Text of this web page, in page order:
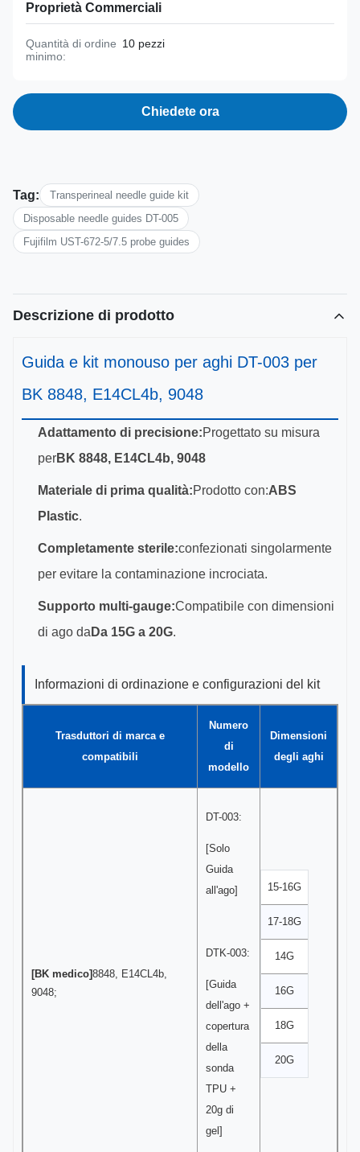
Proprietà Commerciali
Quantità di ordine
minimo:
10 pezzi
Chiedete ora
Tag:
Transperineal needle guide kit
Disposable needle guides DT-005
Fujifilm UST-672-5/7.5 probe guides
Descrizione di prodotto
Guida e kit monouso per aghi DT-003 per
BK 8848, E14CL4b, 9048
Adattamento di precisione:Progettato su misura
perBK 8848, E14CL4b, 9048
Materiale di prima qualità:Prodotto con:ABS
Plastic.
Completamente sterile:confezionati singolarmente
per evitare la contaminazione incrociata.
Supporto multi-gauge:Compatibile con dimensioni
di ago da Da 15G a 20G.
Informazioni di ordinazione e configurazioni del kit
Trasduttori di marca e
compatibili
Numero
di
modello
Dimensioni
degli aghi
[BK medico]8848, E14CL4b,
9048;
DT-003:
[Solo
Guida
all'ago]
DTK-003:
[Guida
dell'ago +
copertura
della
sonda
TPU +
20g di
gel]
15-16G
17-18G
14G
16G
18G
20G